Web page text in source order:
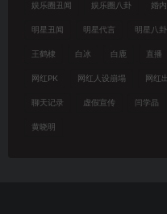
娱乐圈丑闻 娱乐圈八卦 婚
明星丑闻 明星代言 明星八卦
王鹤棣 白冰 白鹿 直播
网红PK 网红人设崩塌 网红
聊天记录 虚假宣传 闫学晶
黄晓明